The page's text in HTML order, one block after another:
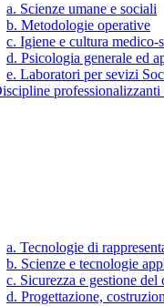
a. Scienze umane e sociali
b. Metodologie operative
c. Igiene e cultura medico-
d. Psicologia generale ed
e. Laboratori per sevizi
a. Tecnologie di
b. Scienze e tecnologie
c. Sicurezza e gestione del
d. Progettazione,